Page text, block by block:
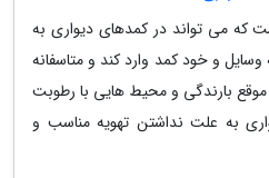
که می تواند در کمدهای دیواری به
و خود کمد وارد کند و متاسفانه
بارندگی و محیط هایی با رطوبت
به علت نداشتن تهویه مناسب و